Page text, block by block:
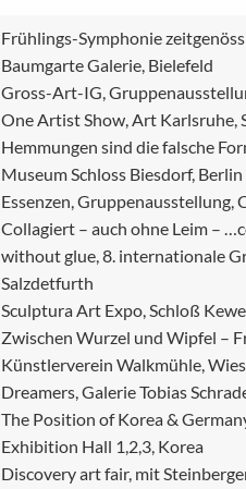
Frühlings-Symphonie
Baumgarte Galerie, Bielefeld
Gross-Art-IG,
One Artist Show, Art Karlsruhe,
Hemmungen sind die falsche
Museum Schloss Biesdorf, Berlin
Essenzen,
Collagiert – auch ohne Leim –
without glue, 8. internationale
Salzdetfurth
Sculptura Art Expo, Schloß
Zwischen Wurzel und Wipfel –
Künstlerverein Walkmühle,
Dreamers, Galerie Tobias
The Position of Korea &
Exhibition Hall 1,2,3, Korea
Discovery art fair, mit